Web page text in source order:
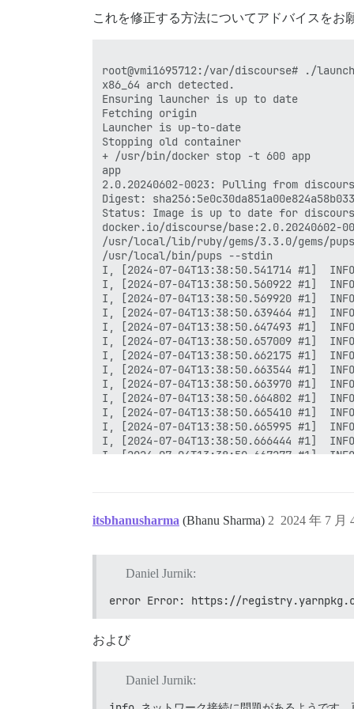
これを修正する方法についてアドバイスを
itsbhanusharma (Bhanu Sharma) 2024 年 7 月
2
Daniel Jurnik:
error Error: https://
および
Daniel Jurnik: